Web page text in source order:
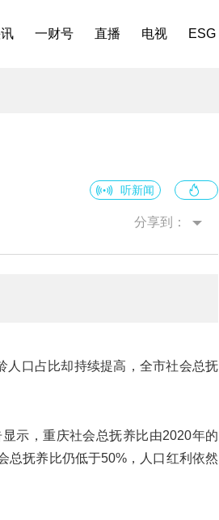
一财号 直播 电视 ESG
听新闻
分享到：
人口占比却持续提高，全市社会总抚
示，重庆社会总抚养比由2020年的
总抚养比仍低于50%，人口红利依然